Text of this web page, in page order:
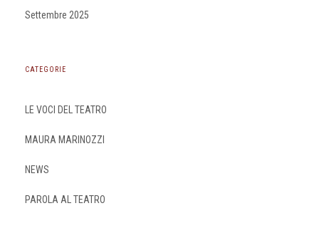
Settembre 2025
CATEGORIE
LE VOCI DEL TEATRO
MAURA MARINOZZI
NEWS
PAROLA AL TEATRO